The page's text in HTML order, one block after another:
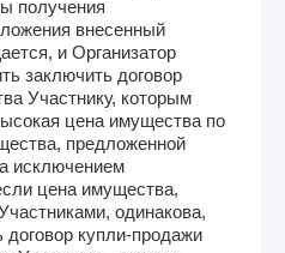
получения
внесенный
и Организатор
заключить договор
Участнику, которым
цена имущества по
предложенной
исключением
цена имущества,
одинакова,
купли-продажи